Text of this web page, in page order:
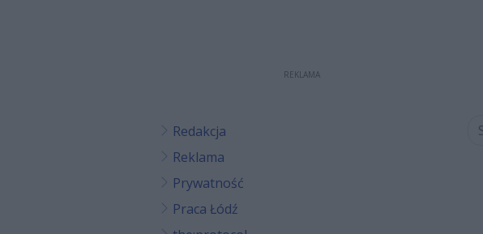
REKLAMA
Redakcja
Reklama
Prywatność
Praca Łódź